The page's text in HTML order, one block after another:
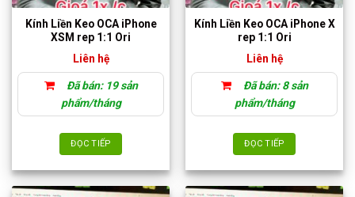
thể
được
chọn
trên
trang
sản
phẩm
Kính Liền Keo OCA iPhone
XSM rep 1:1 Ori
Liên hệ
Đã bán: 19 sản
phẩm/tháng
ĐỌC TIẾP
Kính Liền Keo OCA iPhone X
rep 1:1 Ori
Liên hệ
Đã bán: 8 sản
phẩm/tháng
ĐỌC TIẾP